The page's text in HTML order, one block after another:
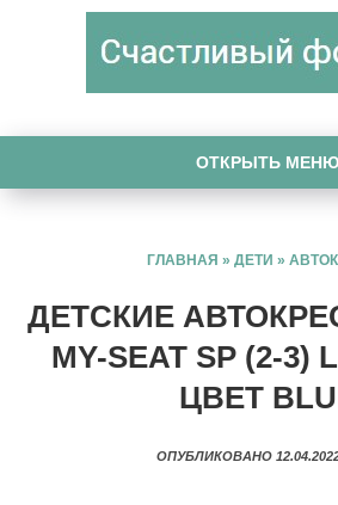
ОТКРЫТЬ МЕНЮ
ГЛАВНАЯ » ДЕТИ »
ДЕТСКИЕ
MY-SEAT SP (2-3)
ЦВЕТ
ОПУБЛИКОВАНО